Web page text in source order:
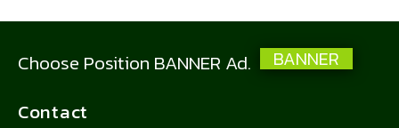
Choose Position BANNER Ad. BANNER
Contact